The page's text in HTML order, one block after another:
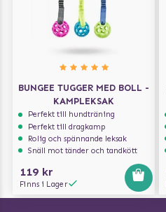
BUNGEE TUGGER MED BOLL -
KAMPLEKSAK
Perfekt till hundträning
Perfekt till dragkamp
Rolig och spännande leksak
Snäll mot tänder och tandkött
119 kr
Finns i Lager